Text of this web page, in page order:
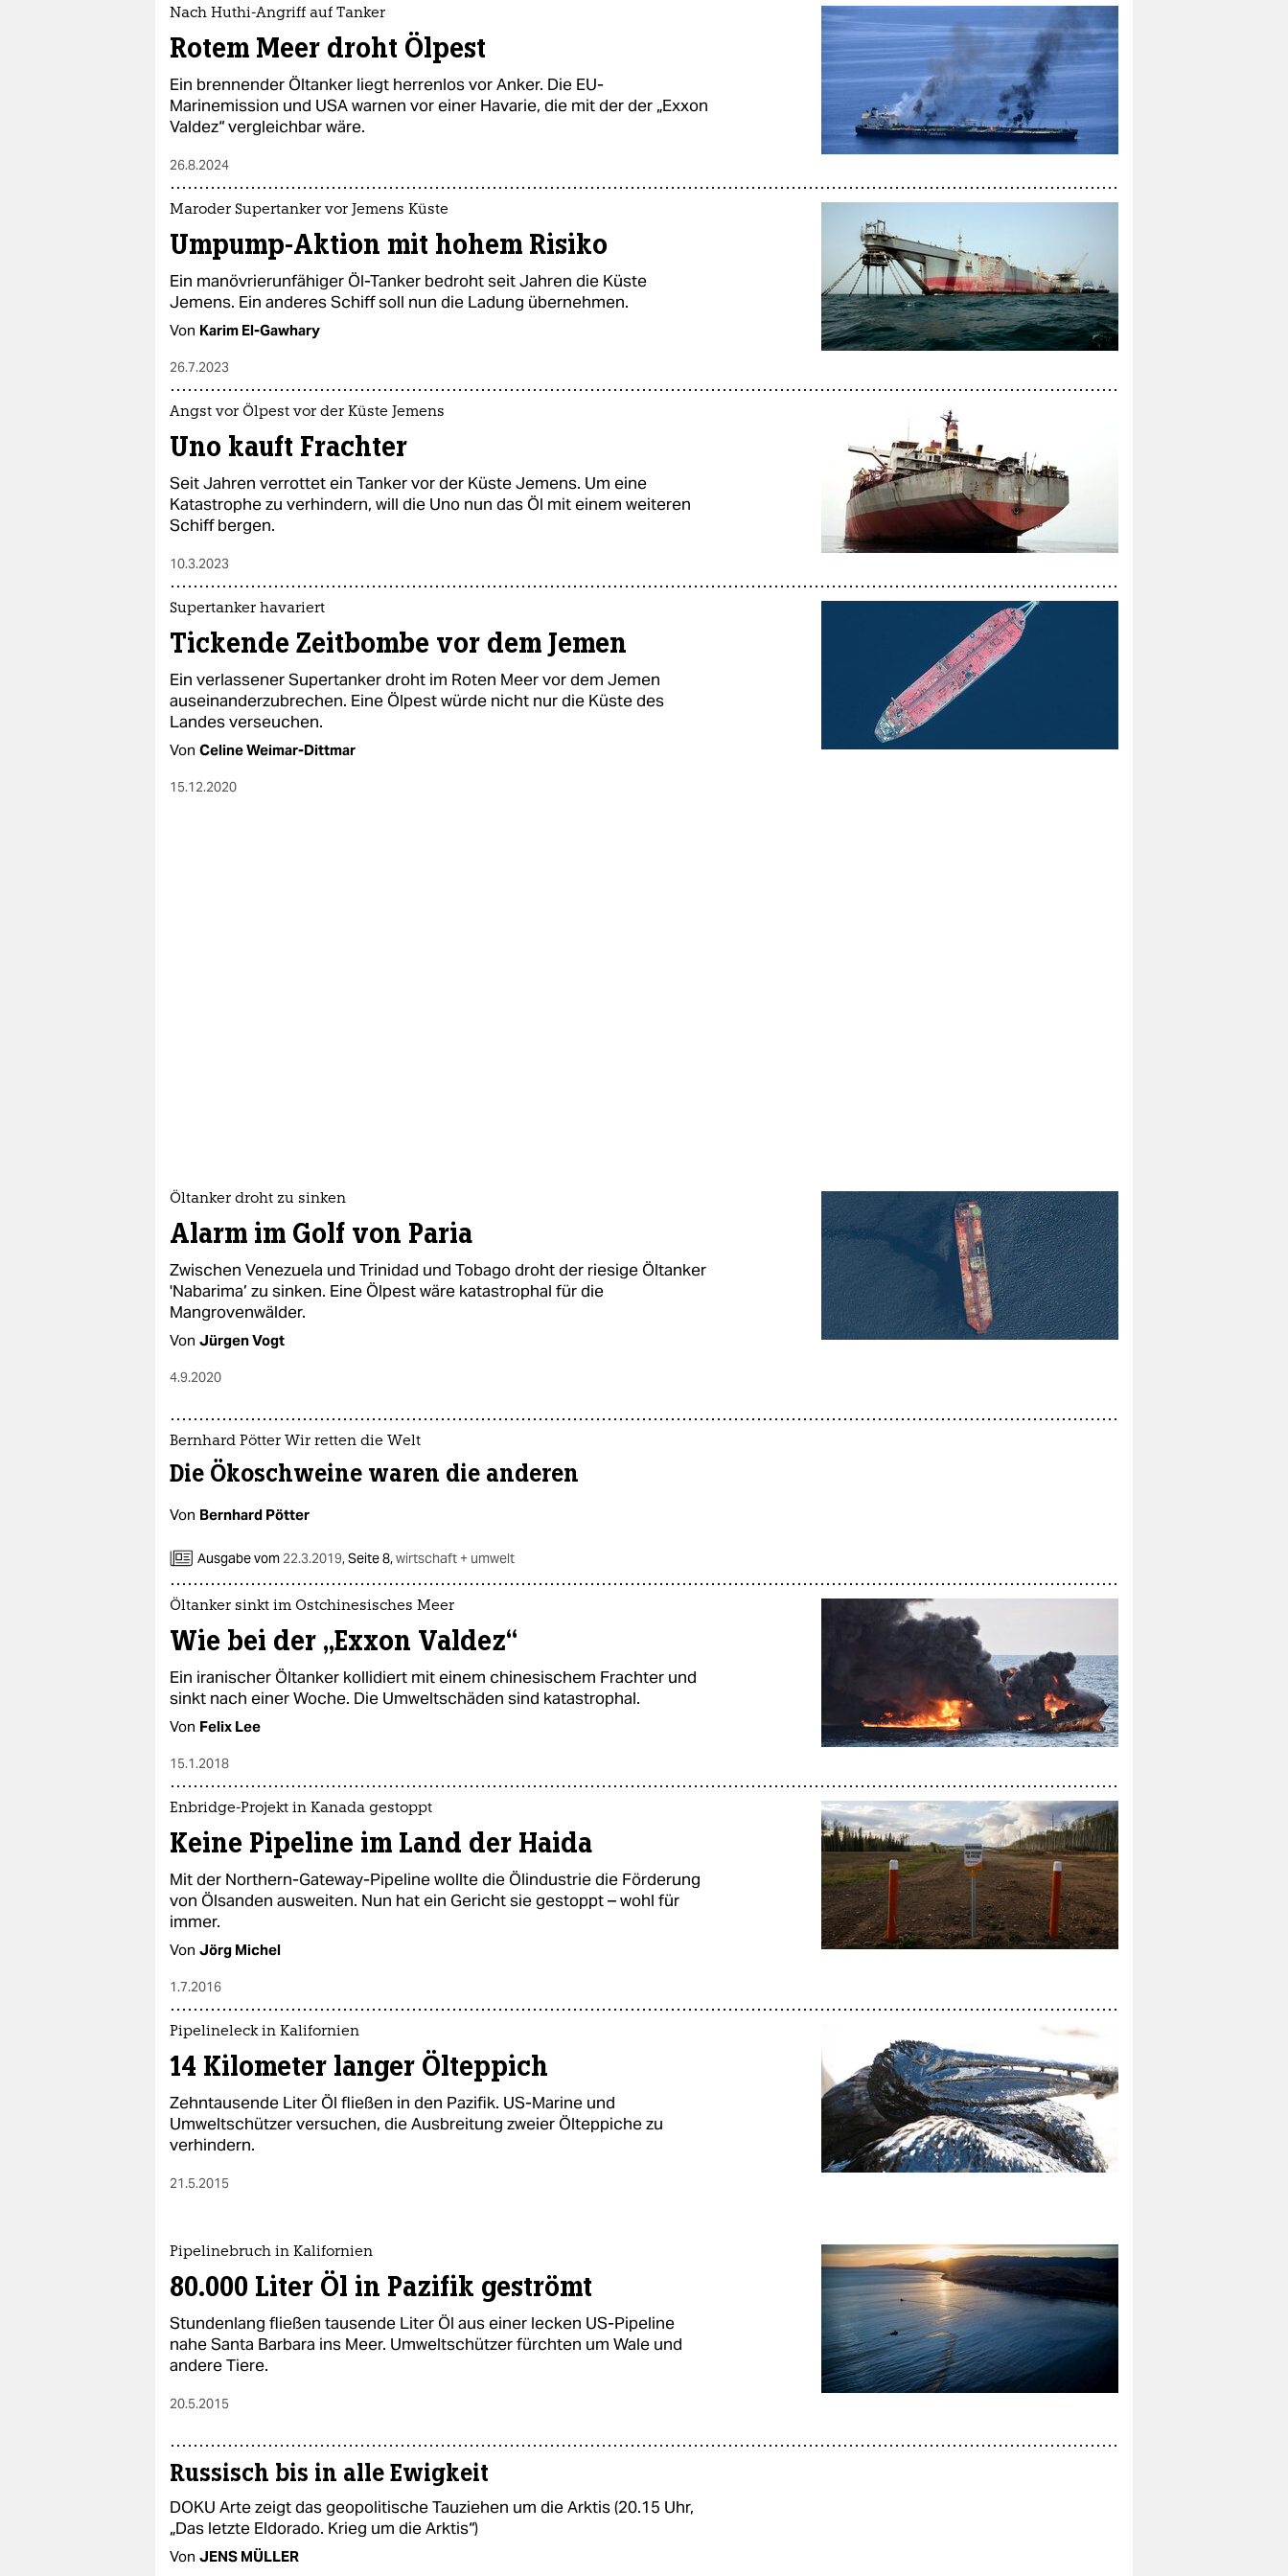
epaper login
Nach Huthi-Angriff auf Tanker
Rotem Meer droht Ölpest
Ein brennender Öltanker liegt herrenlos vor Anker. Die EU-
Marinemission und USA warnen vor einer Havarie, die mit der der „Exxon
Valdez“ vergleichbar wäre.
26.8.2024
Maroder Supertanker vor Jemens Küste
Umpump-Aktion mit hohem Risiko
Ein manövrierunfähiger Öl-Tanker bedroht seit Jahren die Küste
Jemens. Ein anderes Schiff soll nun die Ladung übernehmen.
Von Karim El-Gawhary
26.7.2023
Angst vor Ölpest vor der Küste Jemens
Uno kauft Frachter
Seit Jahren verrottet ein Tanker vor der Küste Jemens. Um eine
Katastrophe zu verhindern, will die Uno nun das Öl mit einem weiteren
Schiff bergen.
10.3.2023
Supertanker havariert
Tickende Zeitbombe vor dem Jemen
Ein verlassener Supertanker droht im Roten Meer vor dem Jemen
auseinanderzu­brechen. Eine Ölpest würde nicht nur die Küste des
Landes verseuchen.
Von Celine Weimar-Dittmar
15.12.2020
Öltanker droht zu sinken
Alarm im Golf von Paria
Zwischen Venezuela und Trinidad und Tobago droht der riesige Öltanker
'Nabarima’ zu sinken. Eine Ölpest wäre katastrophal für die
Mangrovenwälder.
Von Jürgen Vogt
4.9.2020
Bernhard Pötter Wir retten die Welt
Die Ökoschweine waren die anderen
Von Bernhard Pötter
Ausgabe vom 22.3.2019,Seite 8,wirtschaft + umwelt
Öltanker sinkt im Ostchinesisches Meer
Wie bei der „Exxon Valdez“
Ein iranischer Öltanker kollidiert mit einem chinesischem Frachter und
sinkt nach einer Woche. Die Umweltschäden sind katastrophal.
Von Felix Lee
15.1.2018
Enbridge-Projekt in Kanada gestoppt
Keine Pipeline im Land der Haida
Mit der Northern-Gateway-Pipeline wollte die Ölindustrie die Förderung
von Ölsanden ausweiten. Nun hat ein Gericht sie gestoppt – wohl für
immer.
Von Jörg Michel
1.7.2016
Pipelineleck in Kalifornien
14 Kilometer langer Ölteppich
Zehntausende Liter Öl fließen in den Pazifik. US-Marine und
Umweltschützer versuchen, die Ausbreitung zweier Ölteppiche zu
verhindern.
21.5.2015
Pipelinebruch in Kalifornien
80.000 Liter Öl in Pazifik geströmt
Stundenlang fließen tausende Liter Öl aus einer lecken US-Pipeline
nahe Santa Barbara ins Meer. Umweltschützer fürchten um Wale und
andere Tiere.
20.5.2015
Russisch bis in alle Ewigkeit
DOKU Arte zeigt das geopolitische Tauziehen um die Arktis (20.15 Uhr,
„Das letzte Eldorado. Krieg um die Arktis“)
Von JENS MÜLLER